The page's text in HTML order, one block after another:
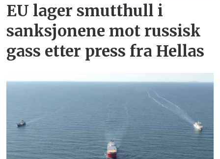
EU lager smutthull i
sanksjonene mot russisk
gass etter press fra Hellas